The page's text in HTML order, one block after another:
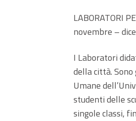
LABORATORI
novembre –
I Laboratori
della città.
Umane
studenti delle
singole classi,